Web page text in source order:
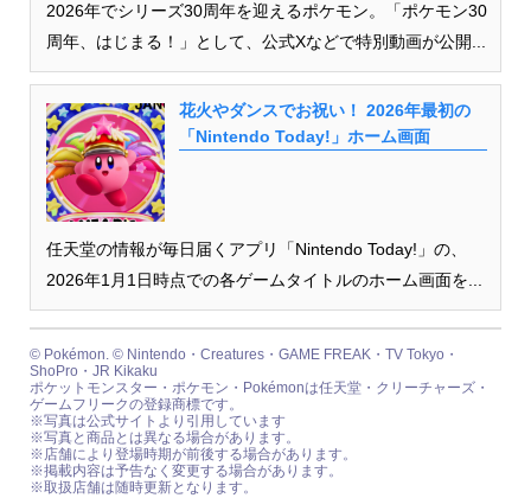
2026年でシリーズ30周年を迎えるポケモン。「ポケモン30
周年、はじまる！」として、公式Xなどで特別動画が公開...
花火やダンスでお祝い！ 2026年最初の
「Nintendo Today!」ホーム画面
任天堂の情報が毎日届くアプリ「Nintendo Today!」の、
2026年1月1日時点での各ゲームタイトルのホーム画面を...
© Pokémon. © Nintendo・Creatures・GAME FREAK・TV Tokyo・
ShoPro・JR Kikaku
ポケットモンスター・ポケモン・Pokémonは任天堂・クリーチャーズ・
ゲームフリークの登録商標です。
※写真は公式サイトより引用しています
※写真と商品とは異なる場合があります。
※店舗により登場時期が前後する場合があります。
※掲載内容は予告なく変更する場合があります。
※取扱店舗は随時更新となります。